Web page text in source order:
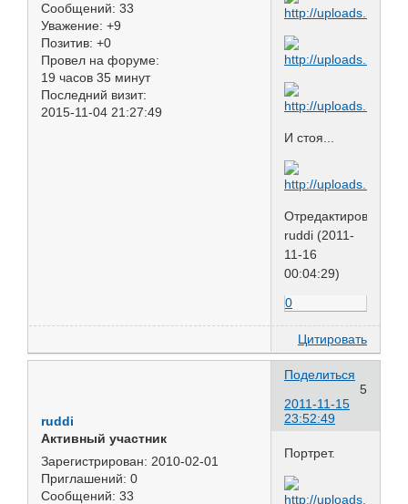
Сообщений: 33
Уважение: +9
Позитив: +0
Провел на форуме:
19 часов 35 минут
Последний визит:
2015-11-04 21:27:49
И стоя...
Отредактировано
ruddi (2011-
11-16
00:04:29)
0
Цитировать
Поделиться
5
2011-11-15
23:52:49
ruddi
Активный участник
Зарегистрирован: 2010-02-01
Приглашений: 0
Сообщений: 33
Портрет.